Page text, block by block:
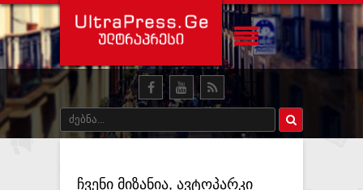
ჩვენი მიზანია, ავტოპარკი